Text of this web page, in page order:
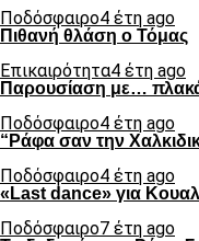
Ποδόσφαιρο4 έτη ago
Πιθανή θλάση ο Τόμας
Επικαιρότητα4 έτη ago
Παρουσίαση με…
Ποδόσφαιρο4 έτη ago
“Ράφα σαν την
Ποδόσφαιρο4 έτη ago
«Last dance» για
Ποδόσφαιρο7 έτη ago